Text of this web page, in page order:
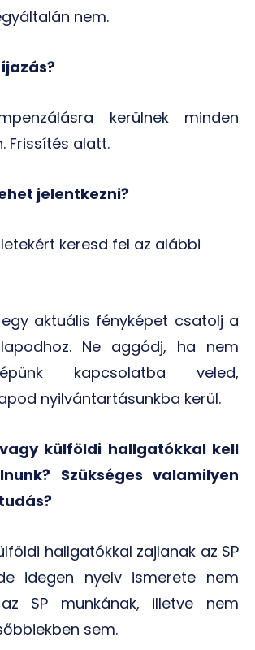
nem.
kerülnek minden
Frissítés alatt.
jelentkezni?
keresd fel az alábbi
egy aktuális fényképet csatolj a
lapodhoz. Ne aggódj, ha nem
kapcsolatba veled,
nyilvántartásunkba kerül.
vagy külföldi hallgatókkal kell
Szükséges valamilyen
hallgatókkal zajlanak az SP
idegen nyelv ismerete nem
SP munkának, illetve nem
sem.